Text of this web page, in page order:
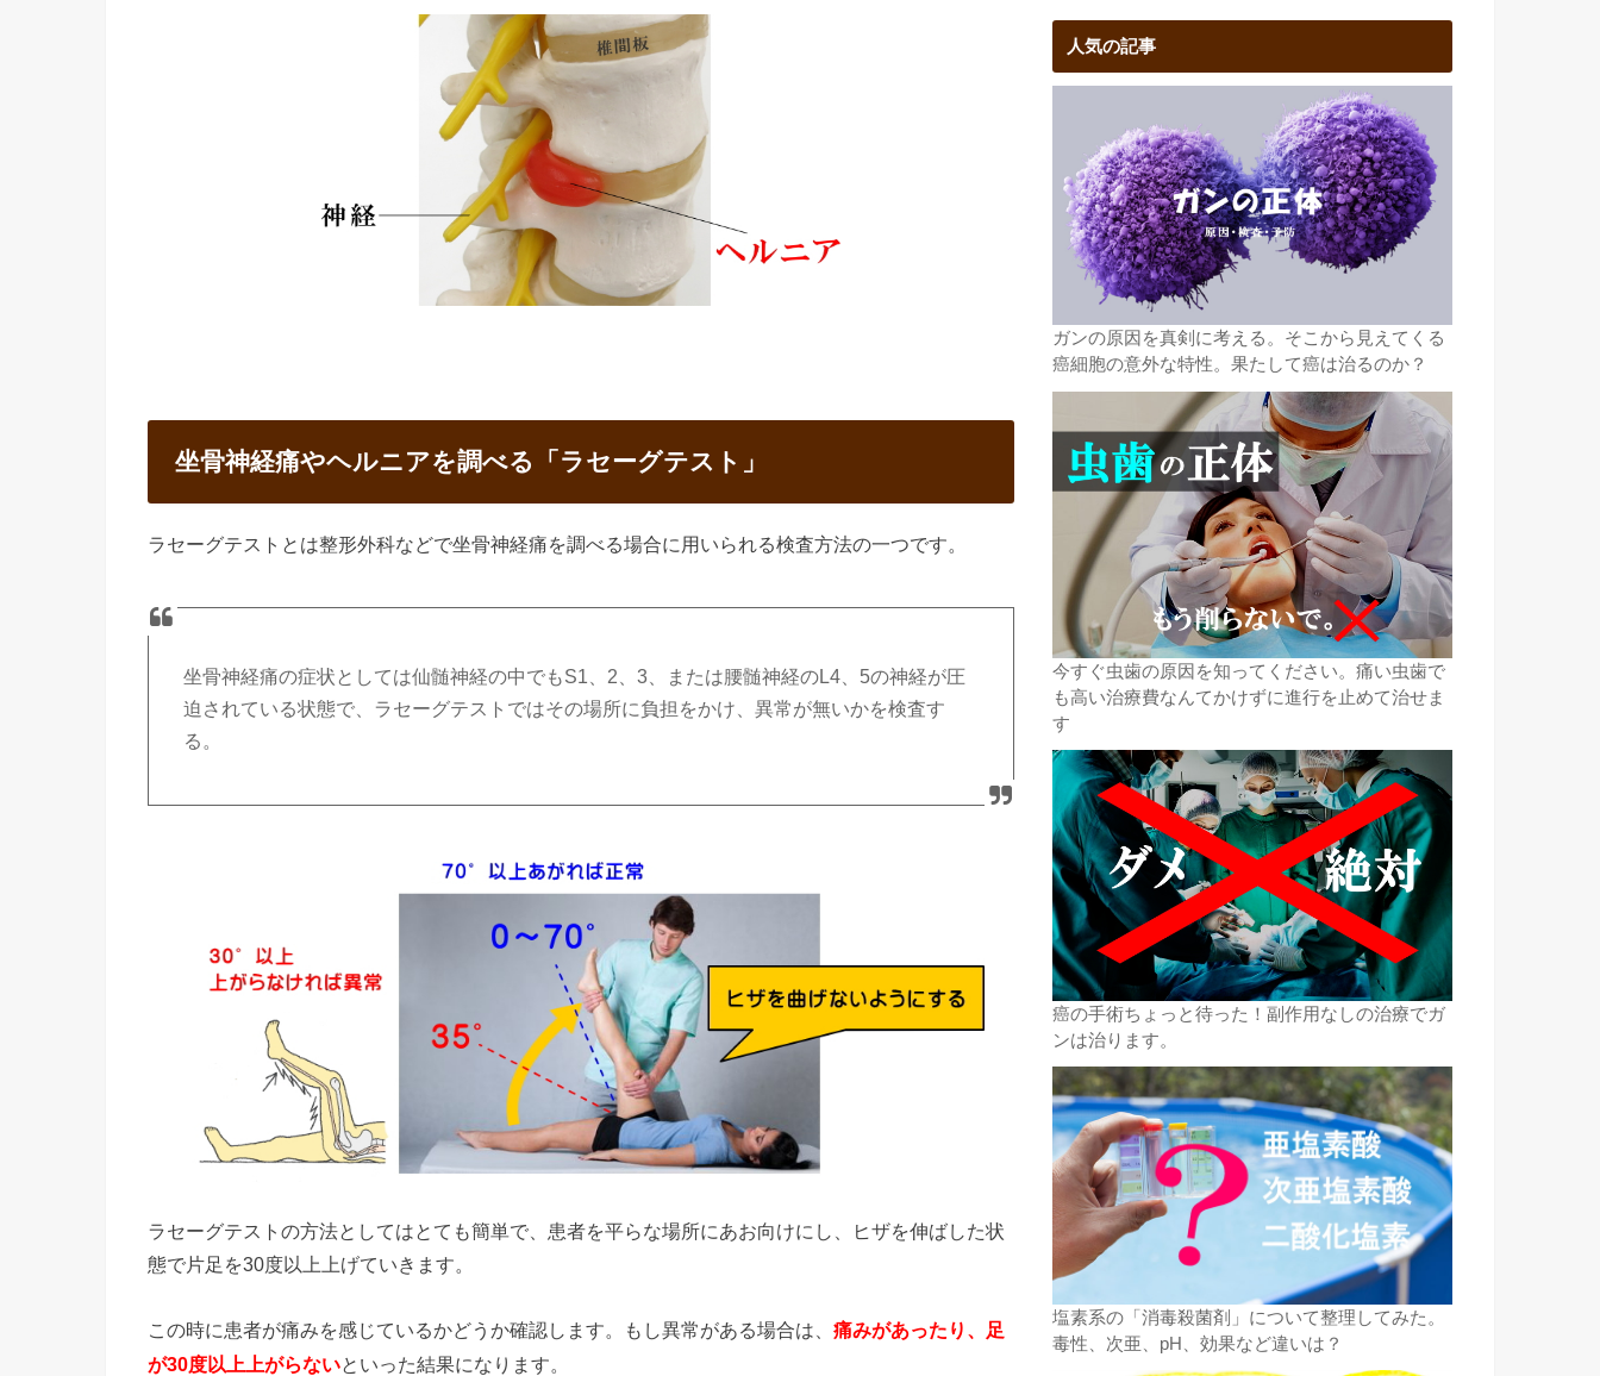
坐骨神経痛やヘルニアを調べる「ラセーグテスト」
ラセーグテストとは整形外科などで坐骨神経痛を調べる場合に用いられる検査方法の一つです。
坐骨神経痛の症状としては仙髄神経の中でもS1、2、3、または腰髄神経のL4、5の神経が圧
迫されている状態で、ラセーグテストではその場所に負担をかけ、異常が無いかを検査す
る。
ラセーグテストの方法としてはとても簡単で、患者を平らな場所にあお向けにし、ヒザを伸ばした状
態で片足を30度以上上げていきます。
この時に患者が痛みを感じているかどうか確認します。もし異常がある場合は、 痛みがあったり、足
が30度以上上がらないといった結果になります。
人気の記事
ガンの原因を真剣に考える。そこから見えてくる
癌細胞の意外な特性。果たして癌は治るのか？
今すぐ虫歯の原因を知ってください。痛い虫歯で
も高い治療費なんてかけずに進行を止めて治せま
す
癌の手術ちょっと待った！副作用なしの治療でガ
ンは治ります。
塩素系の「消毒殺菌剤」について整理してみた。
毒性、次亜、pH、効果など違いは？